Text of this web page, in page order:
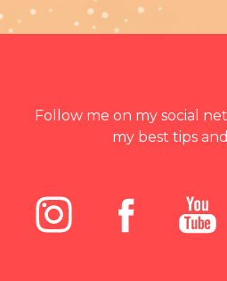
Follow me on my social
my best tips